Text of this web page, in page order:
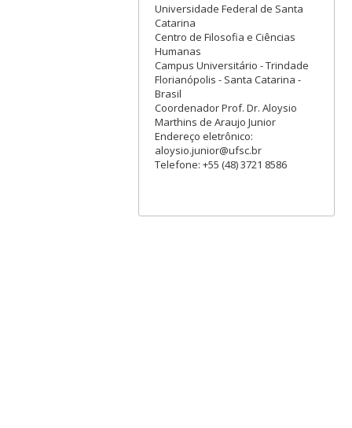
Universidade Federal de Santa
Catarina
Centro de Filosofia e Ciências
Humanas
Campus Universitário - Trindade
Florianópolis - Santa Catarina -
Brasil
Coordenador Prof. Dr. Aloysio
Marthins de Araujo Junior
Endereço eletrônico:
aloysio.junior@ufsc.br
Telefone: +55 (48) 3721 8586